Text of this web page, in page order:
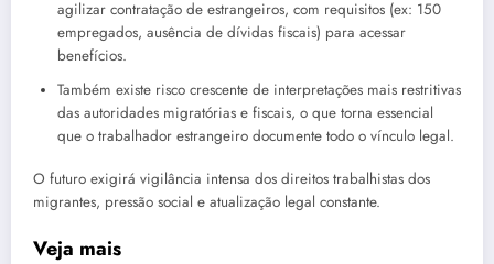
agilizar contratação de estrangeiros, com requisitos (ex: 150
empregados, ausência de dívidas fiscais) para acessar
benefícios.
Também existe risco crescente de interpretações mais restritivas
das autoridades migratórias e fiscais, o que torna essencial
que o trabalhador estrangeiro documente todo o vínculo legal.
O futuro exigirá vigilância intensa dos direitos trabalhistas dos
migrantes, pressão social e atualização legal constante.
Veja mais